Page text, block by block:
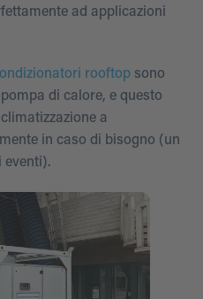
ad applicazioni
rooftop sono
di calore, e questo
a
in caso di bisogno (un
eventi).